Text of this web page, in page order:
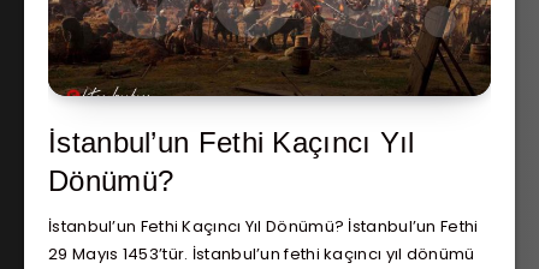
İstanbul’un Fethi Kaçıncı Yıl
Dönümü?
İstanbul’un Fethi Kaçıncı Yıl Dönümü? İstanbul’un Fethi
29 Mayıs 1453’tür. İstanbul’un fethi kaçıncı yıl dönümü